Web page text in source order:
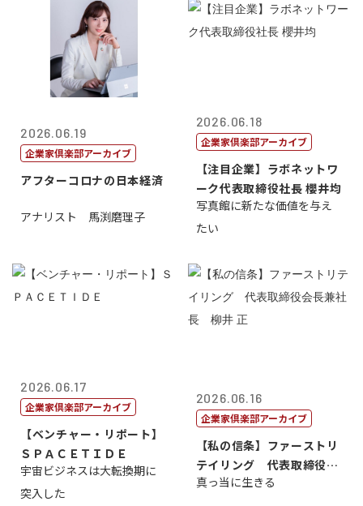
2026.06.19
企業家倶楽部アーカイブ
アフターコロナの日本経済
アナリスト 馬渕磨理子
2026.06.18
企業家倶楽部アーカイブ
【注目企業】ラボネットワ
ーク代表取締役社長 櫻井均
写真館に新たな価値を与え
たい
2026.06.17
企業家倶楽部アーカイブ
【ベンチャー・リポート】
ＳＰＡＣＥＴＩＤＥ
宇宙ビジネスは大転換期に
突入した
2026.06.16
企業家倶楽部アーカイブ
【私の信条】ファーストリ
テイリング 代表取締役会
長兼社長 柳...
真っ当に生きる